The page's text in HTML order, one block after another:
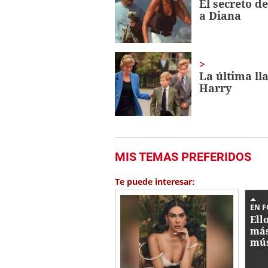
El secreto
a Diana
La última
Harry
MIS TEMAS PREFERIDOS
Te puede interesar:
EN